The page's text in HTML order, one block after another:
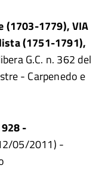
(1703-1779), VIA
(1751-1791),
G.C. n. 362 del
- Carpenedo e
-
05/2011) -